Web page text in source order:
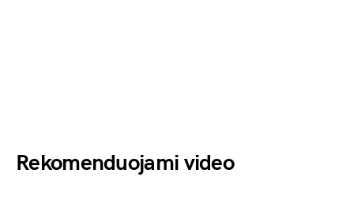
Rekomenduojami video